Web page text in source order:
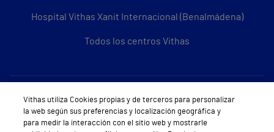
Hospital Vithas Xanit Internacional (Benalmádena)
Todos los centros Vithas
Sobre Vithas
Quiénes somos
Vithas utiliza Cookies propias y de terceros para personalizar
la web según sus preferencias y localización geográfica y
para medir la interacción con el sitio web y mostrarle